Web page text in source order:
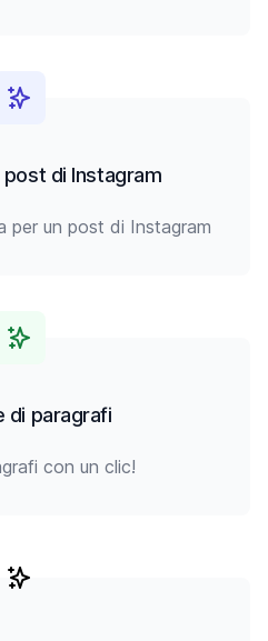
post di Instagram
per un post di Instagram
di paragrafi
con un clic!